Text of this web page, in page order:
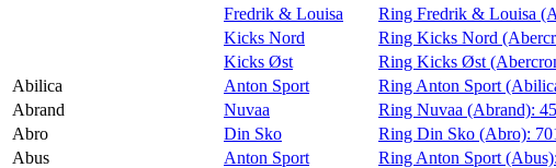
Praktisk informasjon
Ledige stillinger
Fredrik & Louisa
Ring Fredrik & Louisa
Kicks Nord
Ring Kicks Nord
Kicks Øst
Ring Kicks Øst
Abilica
Anton Sport Ring Anton Sport
Abrand
Nuvaa Ring Nuvaa (Abrand):
Abro
Din Sko Ring Din Sko (Abro):
Abus
Anton Sport Ring Anton Sport (Abus):